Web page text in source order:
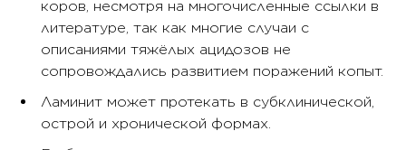
коров, несмотря на многочисленные ссылки в
литературе, так как многие случаи с
описаниями тяжёлых ацидозов не
сопровождались развитием поражений копыт.
Ламинит может протекать в субклинической,
острой и хронической формах.